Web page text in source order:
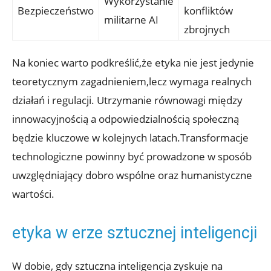
Bezpieczeństwo
militarne AI
⁢konfliktów
zbrojnych
Na koniec warto podkreślić,że etyka nie jest jedynie
teoretycznym zagadnieniem,lecz wymaga realnych
działań i regulacji. Utrzymanie równowagi między
innowacyjnością a odpowiedzialnością społeczną
będzie kluczowe w kolejnych latach.Transformacje
technologiczne powinny być prowadzone w sposób
uwzględniający dobro wspólne oraz humanistyczne
wartości.
etyka w erze sztucznej inteligencji
W dobie, gdy sztuczna inteligencja zyskuje na